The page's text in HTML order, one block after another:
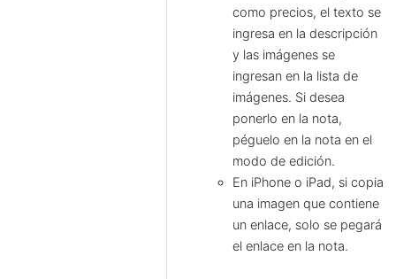
como precios, el texto se
ingresa en la descripción
y las imágenes se
ingresan en la lista de
imágenes. Si desea
ponerlo en la nota,
péguelo en la nota en el
modo de edición.
En iPhone o iPad, si copia
una imagen que contiene
un enlace, solo se pegará
el enlace en la nota.